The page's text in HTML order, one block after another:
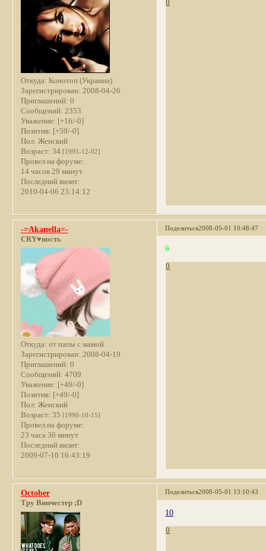
Откуда: Конотоп (Украина)
Зарегистрирован: 2008-04-26
Приглашений: 0
Сообщений: 2353
Уважение: [+16/-0]
Позитив: [+59/-0]
Пол: Женский
Возраст: 34 [1991-12-02]
Провел на форуме:
14 часов 29 минут
Последний визит:
2010-04-06 23:14:12
0
Поделиться2008-05-01 10:48:47
-=Akaпella=-
CRY♥ность
Откуда: от папы с мамой
Зарегистрирован: 2008-04-19
Приглашений: 0
Сообщений: 4709
Уважение: [+49/-0]
Позитив: [+49/-0]
Пол: Женский
Возраст: 35 [1990-10-15]
Провел на форуме:
23 часа 36 минут
Последний визит:
2009-07-10 16:43:19
9
0
Поделиться2008-05-01 13:10:43
October
Тру Винчестер ;D
10
0